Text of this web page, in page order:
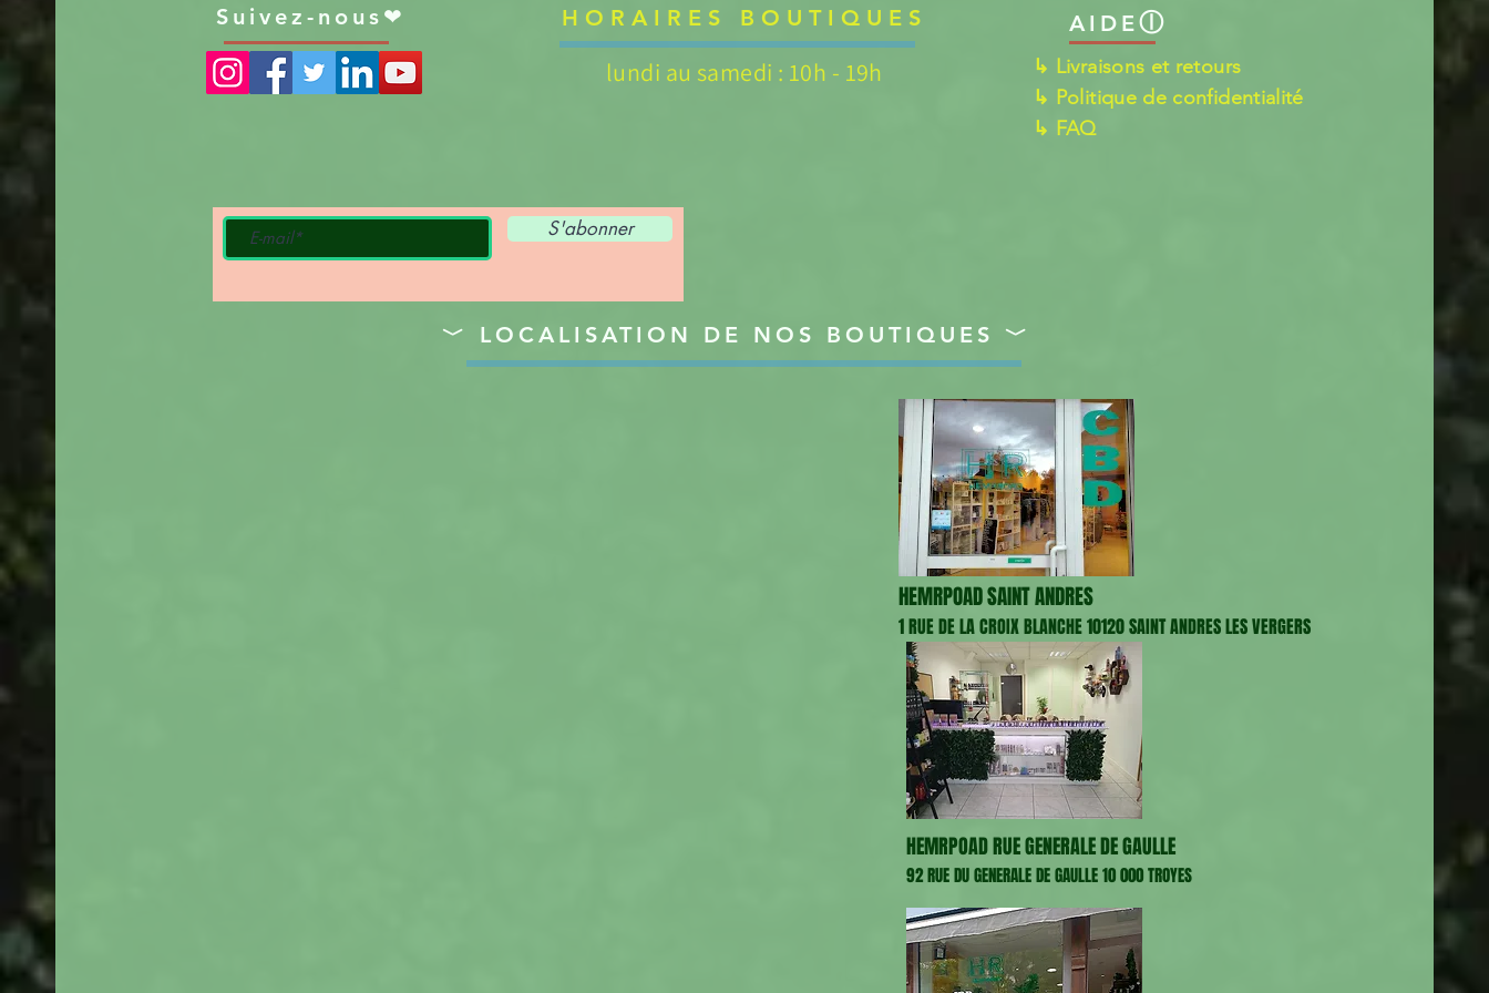
Suivez-nous❤ HORAIRES BOUTIQUES
lundi au samedi : 10h - 19h
AIDEⓛ
↳ Livraisons et retours
↳ Politique de confidentialité
↳ FAQ
S'abonner
﹀ LOCALISATION DE NOS BOUTIQUES ﹀
HEMRPOAD SAINT ANDRES
1 RUE DE LA CROIX BLANCHE 10120 SAINT ANDRES LES VERGERS
HEMRPOAD RUE GENERALE DE GAULLE
92 RUE DU GENERALE DE GAULLE 10 000 TROYES